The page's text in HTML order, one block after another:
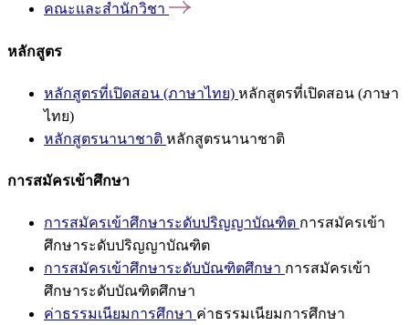
คณะและสำนักวิชา
หลักสูตร
หลักสูตรที่เปิดสอน (ภาษาไทย) หลักสูตรที่เปิดสอน (ภาษา
ไทย)
หลักสูตรนานาชาติ หลักสูตรนานาชาติ
การสมัครเข้าศึกษา
การสมัครเข้าศึกษาระดับปริญญาบัณฑิต การสมัครเข้า
ศึกษาระดับปริญญาบัณฑิต
การสมัครเข้าศึกษาระดับบัณฑิตศึกษา การสมัครเข้า
ศึกษาระดับบัณฑิตศึกษา
ค่าธรรมเนียมการศึกษา ค่าธรรมเนียมการศึกษา